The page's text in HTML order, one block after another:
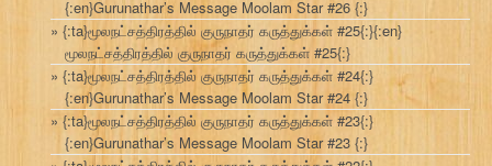
{:en}Gurunathar’s Message Moolam Star #26 {:}
{:ta}மூலநட்சத்திரத்தில் குருநாதர் கருத்துக்கள் #25{:}{:en}
மூலநட்சத்திரத்தில் குருநாதர் கருத்துக்கள் #25{:}
{:ta}மூலநட்சத்திரத்தில் குருநாதர் கருத்துக்கள் #24{:}
{:en}Gurunathar’s Message Moolam Star #24 {:}
{:ta}மூலநட்சத்திரத்தில் குருநாதர் கருத்துக்கள் #23{:}
{:en}Gurunathar’s Message Moolam Star #23 {:}